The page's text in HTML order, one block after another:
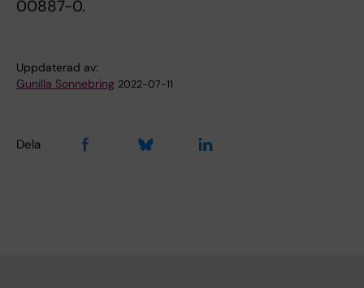
00887-0.
Uppdaterad av:
Gunilla Sonnebring 2022-07-11
Dela